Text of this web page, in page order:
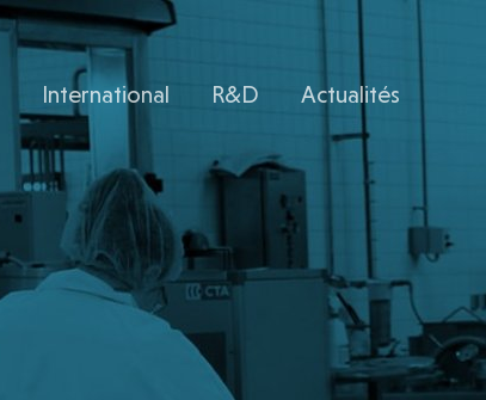
International R&D Actualités